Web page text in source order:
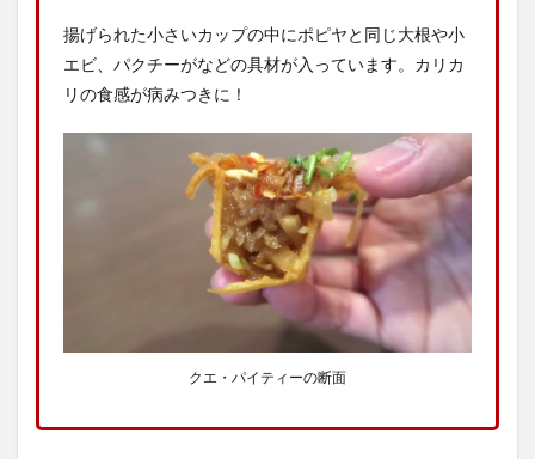
揚げられた小さいカップの中にポピヤと同じ大根や小
エビ、パクチーがなどの具材が入っています。カリカ
リの食感が病みつきに！
クエ・パイティーの断面